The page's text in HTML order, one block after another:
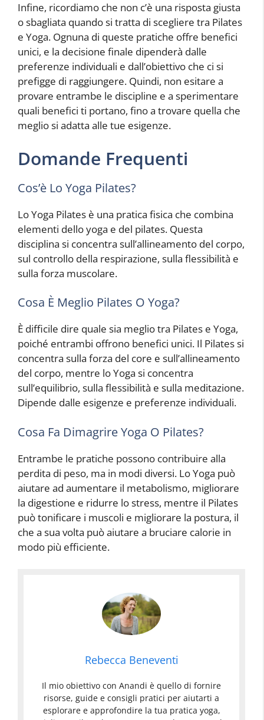
Infine, ricordiamo che non c’è una risposta giusta
o sbagliata quando si tratta di scegliere tra Pilates
e Yoga. Ognuna di queste pratiche offre benefici
unici, e la decisione finale dipenderà dalle
preferenze individuali e dall’obiettivo che ci si
prefigge di raggiungere. Quindi, non esitare a
provare entrambe le discipline e a sperimentare
quali benefici ti portano, fino a trovare quella che
meglio si adatta alle tue esigenze.
Domande Frequenti
Cos’è Lo Yoga Pilates?
Lo Yoga Pilates è una pratica fisica che combina
elementi dello yoga e del pilates. Questa
disciplina si concentra sull’allineamento del corpo,
sul controllo della respirazione, sulla flessibilità e
sulla forza muscolare.
Cosa È Meglio Pilates O Yoga?
È difficile dire quale sia meglio tra Pilates e Yoga,
poiché entrambi offrono benefici unici. Il Pilates si
concentra sulla forza del core e sull’allineamento
del corpo, mentre lo Yoga si concentra
sull’equilibrio, sulla flessibilità e sulla meditazione.
Dipende dalle esigenze e preferenze individuali.
Cosa Fa Dimagrire Yoga O Pilates?
Entrambe le pratiche possono contribuire alla
perdita di peso, ma in modi diversi. Lo Yoga può
aiutare ad aumentare il metabolismo, migliorare
la digestione e ridurre lo stress, mentre il Pilates
può tonificare i muscoli e migliorare la postura, il
che a sua volta può aiutare a bruciare calorie in
modo più efficiente.
Rebecca Beneventi
Il mio obiettivo con Anandi è quello di fornire
risorse, guide e consigli pratici per aiutarti a
esplorare e approfondire la tua pratica yoga,